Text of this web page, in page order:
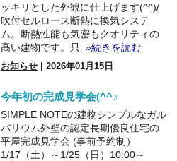
ッキリとした外観に仕上げます(^^)/
吹付セルロース断熱に換気システ
ム。断熱性能も気密もクオリティの
高い建物です。只 »続きを読む
お知らせ| 2026年01月15日
今年初の完成見学会(^^♪
SIMPLE NOTEの建物シンプルなガル
バリウム外壁の認定長期優良住宅の
平屋完成見学会 (事前予約制）
1/17（土）～1/25（日）10:00～